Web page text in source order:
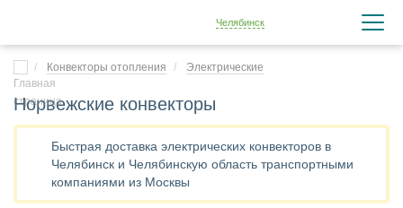
Челябинск
Конвекторы отопления Электрические
Норвежские конвекторы
Быстрая доставка электрических конвекторов в
Челябинск и Челябинскую область транспортными
компаниями из Москвы